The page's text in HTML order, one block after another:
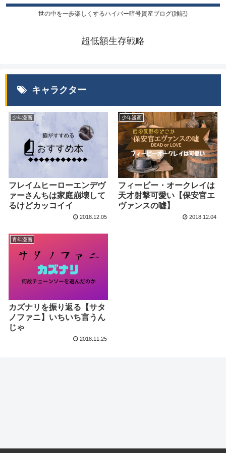
世の中を一歩楽しくするハイパー暗号資産ブログ(雑記)
超低額生存戦略
キャラクター
少年漫画
フレイムヒーローエンデヴ
ァーさんちは家庭崩壊して
るけどカッコイイ
2018.12.05
少年漫画
フィービー・オークレイは
天才射撃可愛い【保安官エ
ヴァンスの嘘】
2018.12.04
青年漫画
カズナリを振り返る【サタ
ノファニ】いちいち言うん
じゃ
2018.11.25